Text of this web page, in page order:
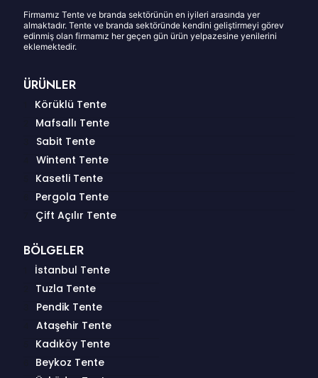
Firmamız Tente ve branda sektörünün en iyileri arasında yer
almaktadır. Tente ve branda sektöründe kendini geliştirmeyi görev
edinmiş olan firmamız her geçen gün ürün yelpazesine yenilerini
eklemektedir.
ÜRÜNLER
Körüklü Tente
Mafsallı Tente
Sabit Tente
Wintent Tente
Kasetli Tente
Pergola Tente
Çift Açılır Tente
BÖLGELER
İstanbul Tente
Tuzla Tente
Pendik Tente
Ataşehir Tente
Kadıköy Tente
Beykoz Tente